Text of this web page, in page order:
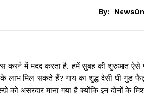
By:
करने में मदद करता है. हमें सुबह की शुरुआत ऐसे
के लाभ मिल सकते हैं? गाय का शुद्ध देसी घी गुड
को असरदार माना गया है क्योंकि इन दोनों के